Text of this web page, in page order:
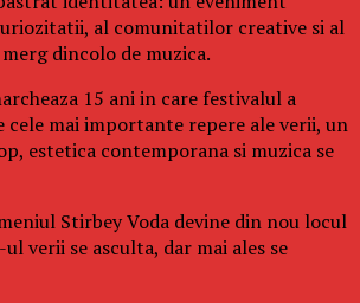
al comunitatilor creative si al
dincolo de muzica.
15 ani in care festivalul a
mai importante repere ale verii, un
estetica contemporana si muzica se
Stirbey Voda devine din nou locul
verii se asculta, dar mai ales se